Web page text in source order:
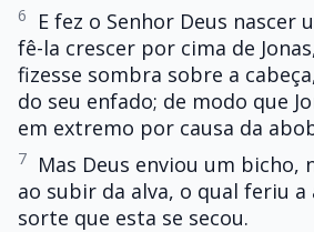
6
E fez o Senhor Deus nascer
fê-la crescer por cima de
fizesse sombra sobre a
do seu enfado; de modo que
em extremo por causa da
7
Mas Deus enviou um bicho,
ao subir da alva, o qual feriu
sorte que esta se secou.